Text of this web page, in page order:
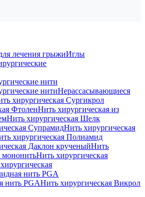
лечения грыжиИглы
нити
нитиНерассасывающиеся
хирургическая Сургикрол
ФтоленНить хирургическая из
Нить хирургическая Шелк
СупрамидНить хирургическая
хирургическая Полиамид
Даклон крученыйНить
мононитьНить хирургическая
нить PGA
нить PGAНить хирургическая Викрол